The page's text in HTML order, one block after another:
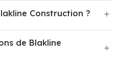
Construction ?
de Blakline